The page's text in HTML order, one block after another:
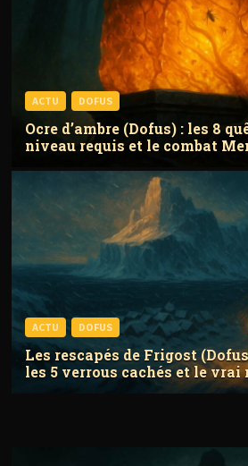
ACTU DOFUS
Ocre d’ambre (Dofus) : les 8
niveau requis et le combat
ACTU DOFUS
Les rescapés de Frigost
les 5 verrous cachés et le vrai